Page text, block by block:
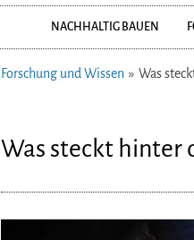
überspringen
NACHHALTIG BAUEN
Forschung und Wissen Was
Was steckt hinter